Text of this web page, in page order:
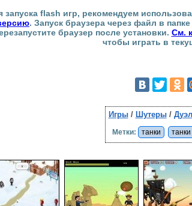
запуска flash игр, рекомендуем
. Запуск браузера через файл в
браузер после установки. См.
чтобы играть в
Игры/ Шутеры/
Метки: танки